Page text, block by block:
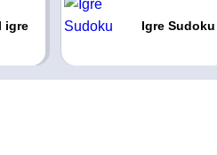
igre Igre Sudoku